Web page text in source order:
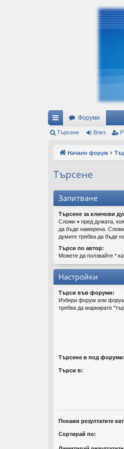
ъ
вр
ъз
ки
Форуми
Търсене Влез
Начало форум
Търсене
Запитване
Търсене за ключови
Сложи + пред думата,
да бъде намерена.
думите трябва да бъде
Търси по автор:
Можете да ползвайте *
Настройки
Търси във форуми:
Избери форум или
трябва да маркирате
Търсене в под форуми:
Търси в:
Покажи резултатите
Сортирай по: